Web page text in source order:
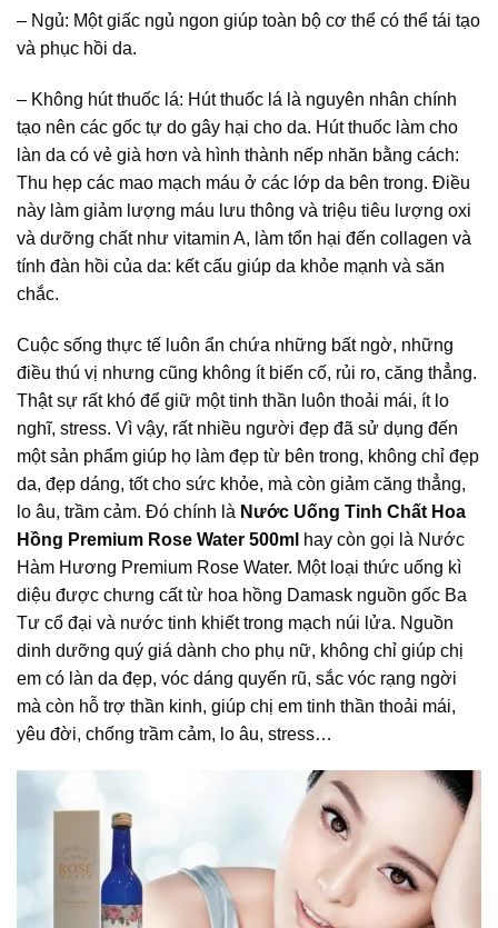
– Ngủ: Một giấc ngủ ngon giúp toàn bộ cơ thể có thể tái tạo
và phục hồi da.
– Không hút thuốc lá: Hút thuốc lá là nguyên nhân chính
tạo nên các gốc tự do gây hại cho da. Hút thuốc làm cho
làn da có vẻ già hơn và hình thành nếp nhăn bằng cách:
Thu hẹp các mao mạch máu ở các lớp da bên trong. Điều
này làm giảm lượng máu lưu thông và triệu tiêu lượng oxi
và dưỡng chất như vitamin A, làm tổn hại đến collagen và
tính đàn hồi của da: kết cấu giúp da khỏe mạnh và săn
chắc.
Cuộc sống thực tế luôn ẩn chứa những bất ngờ, những
điều thú vị nhưng cũng không ít biến cố, rủi ro, căng thẳng.
Thật sự rất khó để giữ một tinh thần luôn thoải mái, ít lo
nghĩ, stress. Vì vậy, rất nhiều người đẹp đã sử dụng đến
một sản phẩm giúp họ làm đẹp từ bên trong, không chỉ đẹp
da, đẹp dáng, tốt cho sức khỏe, mà còn giảm căng thẳng,
lo âu, trầm cảm. Đó chính là Nước Uống Tinh Chất Hoa
Hồng Premium Rose Water 500ml hay còn gọi là Nước
Hàm Hương Premium Rose Water. Một loại thức uống kì
diệu được chưng cất từ hoa hồng Damask nguồn gốc Ba
Tư cổ đại và nước tinh khiết trong mạch núi lửa. Nguồn
dinh dưỡng quý giá dành cho phụ nữ, không chỉ giúp chị
em có làn da đẹp, vóc dáng quyến rũ, sắc vóc rạng ngời
mà còn hỗ trợ thần kinh, giúp chị em tinh thần thoải mái,
yêu đời, chống trầm cảm, lo âu, stress…